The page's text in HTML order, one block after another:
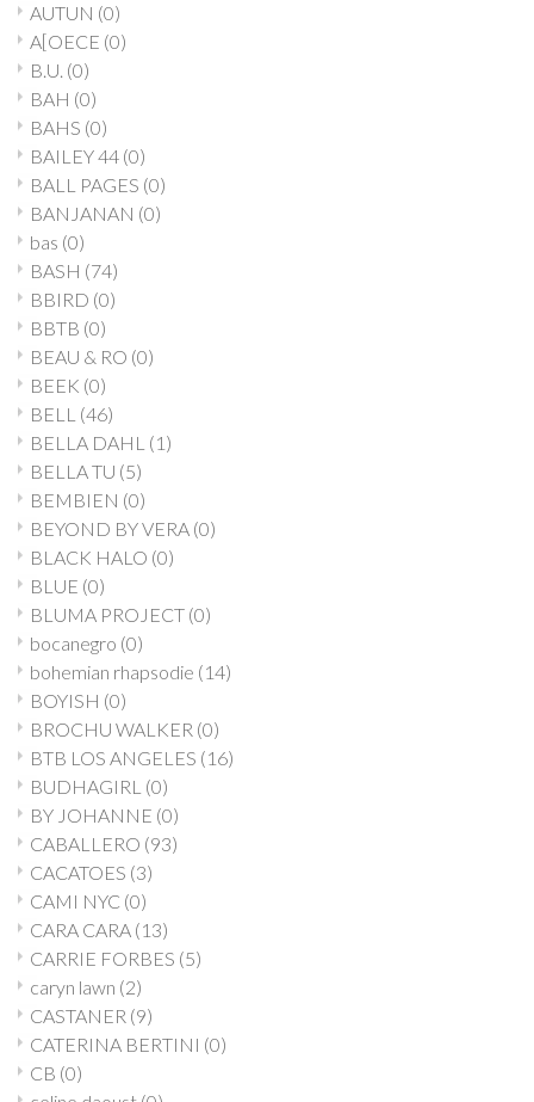
AUTUN (0)
A[OECE (0)
B.U. (0)
BAH (0)
BAHS (0)
BAILEY 44 (0)
BALL PAGES (0)
BANJANAN (0)
bas (0)
BASH (74)
BBIRD (0)
BBTB (0)
BEAU & RO (0)
BEEK (0)
BELL (46)
BELLA DAHL (1)
BELLA TU (5)
BEMBIEN (0)
BEYOND BY VERA (0)
BLACK HALO (0)
BLUE (0)
BLUMA PROJECT (0)
bocanegro (0)
bohemian rhapsodie (14)
BOYISH (0)
BROCHU WALKER (0)
BTB LOS ANGELES (16)
BUDHAGIRL (0)
BY JOHANNE (0)
CABALLERO (93)
CACATOES (3)
CAMI NYC (0)
CARA CARA (13)
CARRIE FORBES (5)
caryn lawn (2)
CASTANER (9)
CATERINA BERTINI (0)
CB (0)